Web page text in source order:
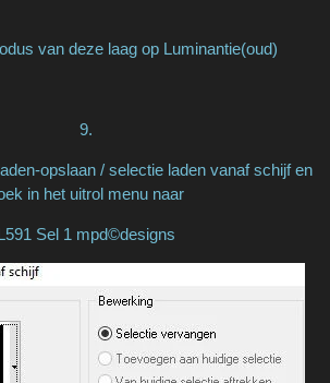
van deze laag op Luminantie(oud)
9.
opslaan / selectie laden vanaf schijf en
in het uitrol menu naar
Sel 1 mpd©designs